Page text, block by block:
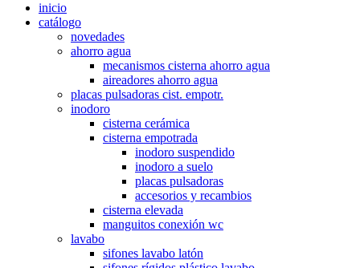
inicio
catálogo
novedades
ahorro agua
mecanismos cisterna ahorro agua
aireadores ahorro agua
placas pulsadoras cist. empotr.
inodoro
cisterna cerámica
cisterna empotrada
inodoro suspendido
inodoro a suelo
placas pulsadoras
accesorios y recambios
cisterna elevada
manguitos conexión wc
lavabo
sifones lavabo latón